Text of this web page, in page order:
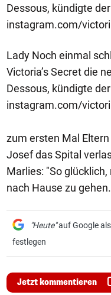
Dessous, kündigte
instagram.com/
Lady Noch einmal
Victoria’s Secret die
Dessous, kündigte
instagram.com/
zum ersten Mal
Josef das Spital
Marlies: "So
nach Hause zu
"Heute"auf Google als
festlegen
Jetzt kommentieren